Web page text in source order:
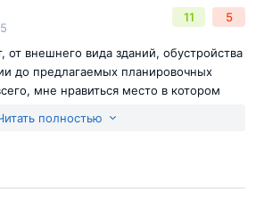
публикациина сайте
11 5
от внешнего вида зданий, обустройства
до предлагаемых планировочных
мне нравиться место в котором
формируется весь район, а не
в уже обустроенные районы, таким
расположены в оптимальных местах,
полностью